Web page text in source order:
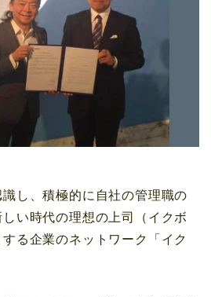
し、積極的に自社の管理職の
い時代の理想の上司（イクボ
る企業のネットワーク「イク